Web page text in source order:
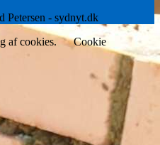
Petersen - sydnyt.dk
af cookies.
Cookie